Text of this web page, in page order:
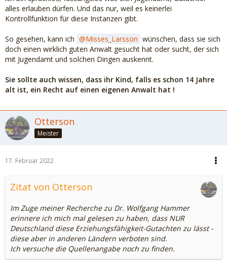
alles erlauben dürfen. Und das nur, weil es keinerlei
Kontrollfunktion für diese Instanzen gibt.
So gesehen, kann ich Misses_Larsson wünschen, dass sie sich
doch einen wirklich guten Anwalt gesucht hat oder sucht, der sich
mit Jugendamt und solchen Dingen auskennt.
Sie sollte auch wissen, dass ihr Kind, falls es schon 14 Jahre
alt ist, ein Recht auf einen eigenen Anwalt hat !
Otterson
Meister
17. Februar 2022
Zitat von Otterson
Im Zuge meiner Recherche zu Dr. Wolfgang Hammer
erinnere ich mich mal gelesen zu haben, dass NUR
Deutschland diese Erziehungsfähigkeit-Gutachten zu lässt -
diese aber in anderen Ländern verboten sind.
Ich versuche die Quellenangabe noch zu finden.